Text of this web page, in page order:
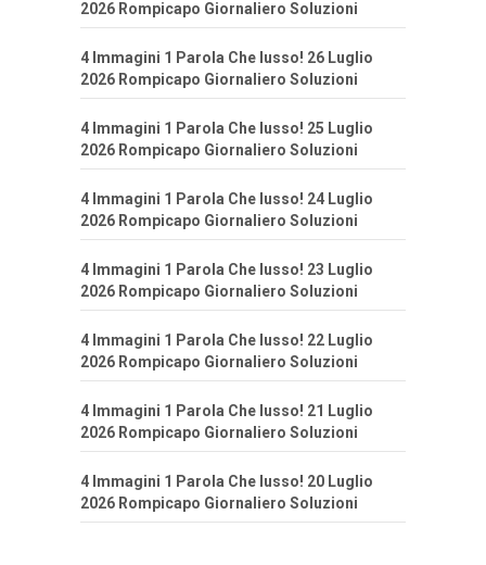
2026 Rompicapo Giornaliero Soluzioni
4 Immagini 1 Parola Che lusso! 26 Luglio
2026 Rompicapo Giornaliero Soluzioni
4 Immagini 1 Parola Che lusso! 25 Luglio
2026 Rompicapo Giornaliero Soluzioni
4 Immagini 1 Parola Che lusso! 24 Luglio
2026 Rompicapo Giornaliero Soluzioni
4 Immagini 1 Parola Che lusso! 23 Luglio
2026 Rompicapo Giornaliero Soluzioni
4 Immagini 1 Parola Che lusso! 22 Luglio
2026 Rompicapo Giornaliero Soluzioni
4 Immagini 1 Parola Che lusso! 21 Luglio
2026 Rompicapo Giornaliero Soluzioni
4 Immagini 1 Parola Che lusso! 20 Luglio
2026 Rompicapo Giornaliero Soluzioni